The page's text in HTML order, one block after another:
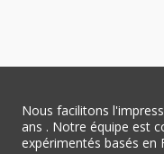
Nous facilitons
ans . Notre équipe est
expérimentés basés en